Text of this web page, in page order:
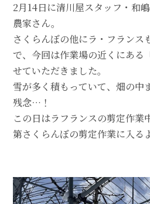
2月14日に清川屋スタッフ・和
農家さん。
さくらんぼの他にラ・フランス
で、今回は作業場の近くにある
せていただきました。
雪が多く積もっていて、畑の中
残念…！
この日はラフランスの剪定作業
第さくらんぼの剪定作業に入る